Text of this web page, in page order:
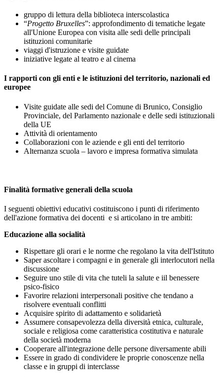
gruppo di lettura della biblioteca interscolastica
“Progetto Bruxelles”: approfondimento di tematiche legate
all'Unione Europea con visita alle sedi delle principali
istituzioni comunitarie
viaggi d'istruzione e visite guidate
iniziative legate al teatro e al cinema
I rapporti con gli enti e le istituzioni del territorio, nazionali ed
europee
Visite guidate alle sedi del Comune di Brunico, Consiglio
Provinciale, del Parlamento nazionale e delle sedi istituzionali
della UE
Attività di orientamento
Collaborazioni con le aziende e gli enti del territorio
Alternanza scuola – lavoro e impresa formativa simulata
Finalità formative generali della scuola
I seguenti obiettivi educativi costituiscono i punti di riferimento
dell'azione formativa dei docenti e si articolano in tre ambiti:
Educazione alla socialità
Rispettare gli orari e le norme che regolano la vita dell'Istituto
Saper ascoltare i compagni e in generale gli interlocutori nella
discussione
Seguire uno stile di vita che tuteli la salute e iil benessere
psico-fisico
Favorire relazioni interpersonali positive che tendano a
risolvere eventuali conflitti
Acquisire spirito di adattamento e solidarietà
Assumere consapevolezza della diversità etnica, culturale,
sociale e religiosa come caratteristica costitutiva e naturale
della società moderna
Cooperare all'integrazione delle persone diversamente abili
Essere in grado di condividere le proprie conoscenze nella
classe e in gruppi di interclasse